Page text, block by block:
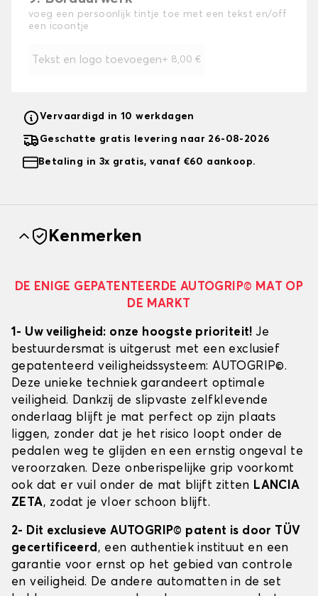
voeg een persoonlijk tintje toe met een tekst en/off
een icoontje
Tekst en logo toevoegen+ 8,00 €
Vervaardigd in 10 werkdagen
Geschatte gratis levering naar 26-08-2026
Betaling in 3x gratis, vanaf €60 aankoop.
Kenmerken
DE ENIGE GEPATENTEERDE AUTOGRIP© MAT OP
DE MARKT
1- Uw veiligheid: onze hoogste prioriteit!Je
bestuurdersmat is uitgerust met een exclusief
gepatenteerd veiligheidssysteem: AUTOGRIP©.
Deze unieke techniek garandeert optimale
veiligheid. Dankzij de slipvaste zelfklevende
onderlaag blijft je mat perfect op zijn plaats
liggen, zonder dat je het risico loopt onder de
pedalen weg te glijden en een ernstig ongeval te
veroorzaken. Deze onberispelijke grip voorkomt
ook dat er vuil onder de mat blijft zitten LANCIA
ZETA, zodat je vloer schoon blijft.
2- Dit exclusieve AUTOGRIP© patent is door TÜV
gecertificeerd, een authentiek instituut en een
garantie voor ernst op het gebied van controle
en veiligheid. De andere automatten in de set